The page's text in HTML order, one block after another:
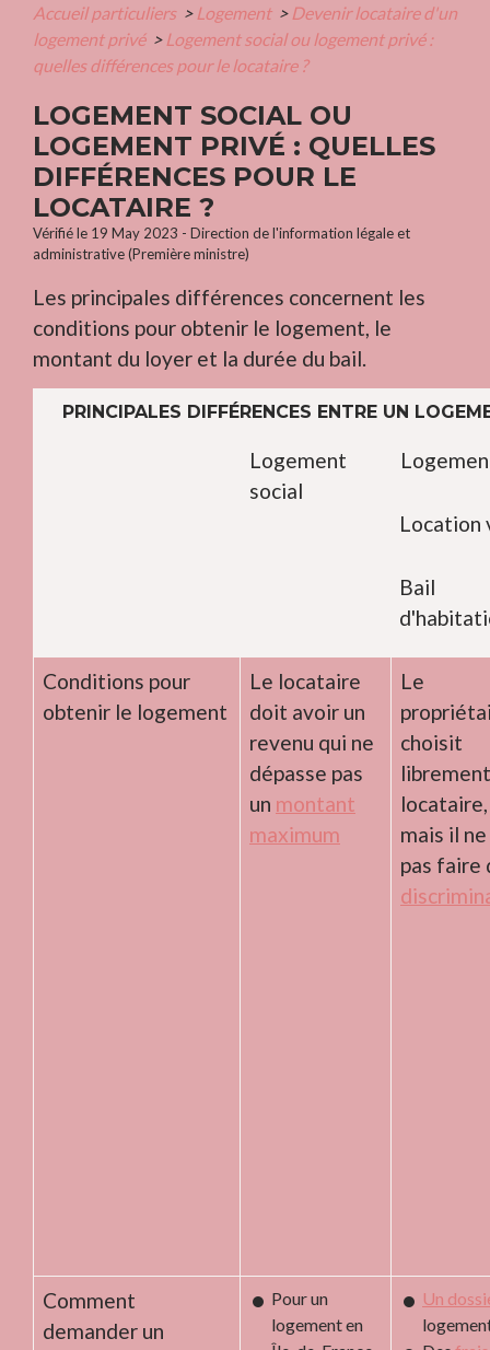
Accueil particuliers > Logement > Devenir locataire d'un
logement privé > Logement social ou logement privé :
quelles différences pour le locataire ?
LOGEMENT SOCIAL OU
LOGEMENT PRIVÉ : QUELLES
DIFFÉRENCES POUR LE
LOCATAIRE ?
Vérifié le 19 May 2023 - Direction de l'information légale et
administrative (Première ministre)
Les principales différences concernent les
conditions pour obtenir le logement, le
montant du loyer et la durée du bail.
PRINCIPALES DIFFÉRENCES ENTRE UN
Logement
social
Location
Bail
Conditions pour
obtenir le logement
Le locataire
doit avoir un
revenu qui ne
dépasse pas
un montant
maximum
Le
choisit
locataire,
mais il
pas faire
Comment
demander un
Pour un
logement en
Un